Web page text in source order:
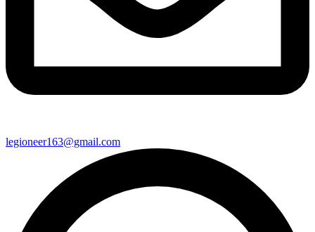
legioneer163@gmail.com